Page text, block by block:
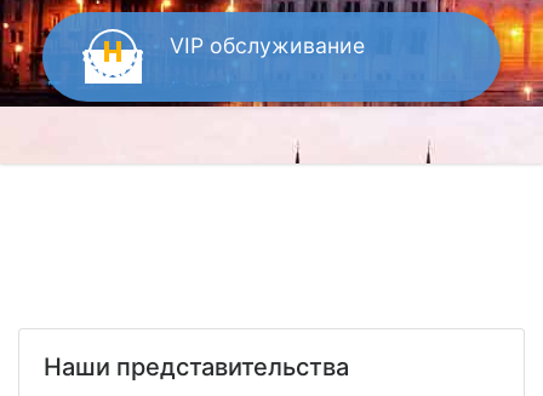
VIP обслуживание
Наши представительства